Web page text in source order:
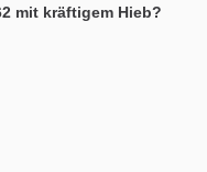
mit kräftigem Hieb?